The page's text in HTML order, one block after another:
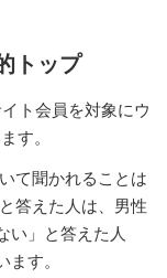
トップ
ト会員を対象にウ
す。
て聞かれることは
答えた人は、男性
い」と答えた人
す。